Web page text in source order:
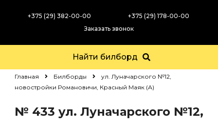
+375 (29) 382-00-00
+375 (29) 178-00-00
Заказать звонок
Найти билборд
Главная Билборды
ул. Луначарского №12,
новостройки Романовичи, Красный Маяк (А)
№ 433 ул. Луначарского №12,